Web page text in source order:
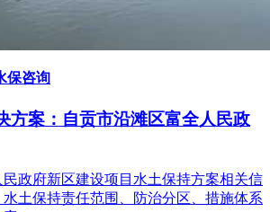
保咨询
方案：自贡市沿滩区富全人民政
政府新区建设项目水土保持方案相关信
土保持责任范围、防治分区、措施体系